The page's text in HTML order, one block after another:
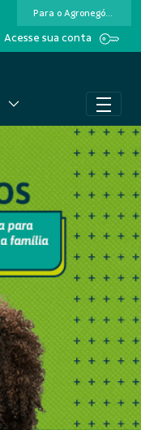
Para o Agronegócio
Acesse sua conta